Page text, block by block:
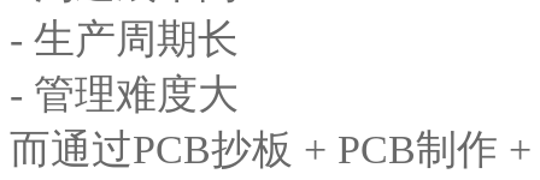
- 生产周期长
- 管理难度大
而通过PCB抄板 + PCB制作